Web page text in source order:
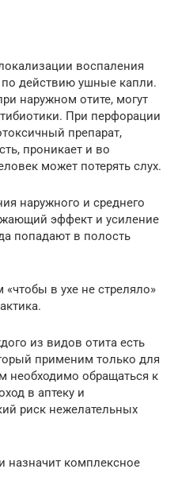
воспаления
по действию ушные капли.
наружном отите, могут
При перфорации
препарат,
проникает и во
может потерять слух.
наружного и среднего
эффект и усиление
попадают в полость
«чтобы в ухе не стреляло»
из видов отита есть
применим только для
необходимо обращаться к
в аптеку и
риск нежелательных
назначит комплексное